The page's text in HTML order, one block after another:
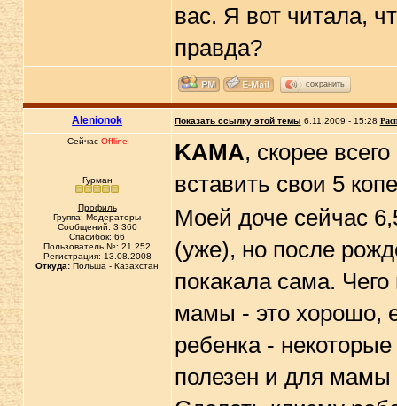
вас. Я вот читала,
правда?
сохранить
Alenionok Показать ссылку этой темы 6.11.2009 - 15:28
Сейчас Offline
Гурман
Профиль
Группа: Модераторы
Сообщений: 3 360
Спасибок: 66
Пользователь №: 21 252
Регистрация: 13.08.2008
Откуда: Польша - Казахстан
KAMA, скорее
вставить свои 5
Моей доче сейчас
(уже), но после
покакала сама.
мамы - это хорошо,
ребенка -
полезен и для